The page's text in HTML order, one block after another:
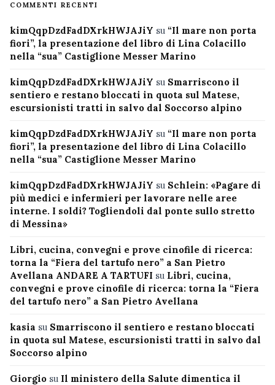
COMMENTI RECENTI
kimQqpDzdFadDXrkHWJAJiY su “Il mare non porta
fiori”, la presentazione del libro di Lina Colacillo
nella “sua” Castiglione Messer Marino
kimQqpDzdFadDXrkHWJAJiY su Smarriscono il
sentiero e restano bloccati in quota sul Matese,
escursionisti tratti in salvo dal Soccorso alpino
kimQqpDzdFadDXrkHWJAJiY su “Il mare non porta
fiori”, la presentazione del libro di Lina Colacillo
nella “sua” Castiglione Messer Marino
kimQqpDzdFadDXrkHWJAJiY su Schlein: «Pagare di
più medici e infermieri per lavorare nelle aree
interne. I soldi? Togliendoli dal ponte sullo stretto
di Messina»
Libri, cucina, convegni e prove cinofile di ricerca:
torna la “Fiera del tartufo nero” a San Pietro
Avellana ANDARE A TARTUFI su Libri, cucina,
convegni e prove cinofile di ricerca: torna la “Fiera
del tartufo nero” a San Pietro Avellana
kasia su Smarriscono il sentiero e restano bloccati
in quota sul Matese, escursionisti tratti in salvo dal
Soccorso alpino
Giorgio su Il ministero della Salute dimentica il